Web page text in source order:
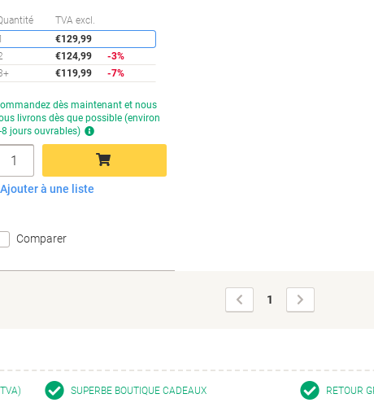
TVA excl.
€129,99
€124,99
-3%
€119,99 -7%
dès maintenant et nous
livrons dès que possible (environ
8 jours ouvrables)
Ajouter au panier
Ajouter à une liste
Comparer
Page
précédente
1
suivante
SUPERBE BOUTIQUE CADEAUX RETOUR